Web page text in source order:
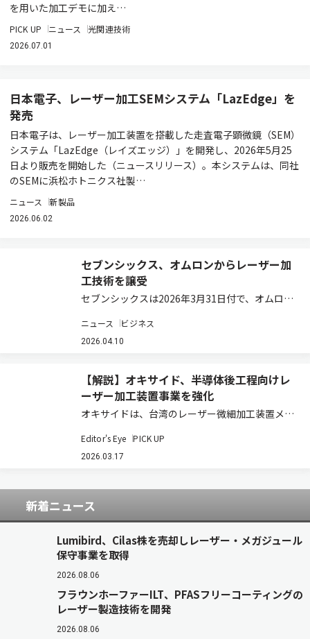
を用いた加工デモに加え…
PICK UP ニュース 光関連技術
2026.07.01
日本電子、レーザー加工SEMシステム「LazEdge」を
発売
日本電子は、レーザー加工装置を搭載した走査電子顕微鏡（SEM）
システム「LazEdge（レイズエッジ）」を開発し、2026年5月25
日より販売を開始した（ニュースリリース）。本システムは、同社
のSEMに浜松ホトニクス社製…
ニュース 新製品
2026.06.02
セブンシックス、オムロンからレーザー加
工技術を譲受
セブンシックスは2026年3月31日付で、オムロン
たと発表した（ニュースリリース）。 今回の譲受
には特許11件を含む知的財産に加え、設計・製造
ニュース ビジネス
2026.04.10
【解説】オキサイド、半導体後工程向けレ
ーザー加工装置事業を強化
オキサイドは、台湾のレーザー微細加工装置メー
し、半導体後工程向けレーザー加工装置事業の強
化に乗り出す。これまで同社は深紫外レーザーな
Editor's Eye PICK UP
2026.03.17
新着ニュース
Lumibird、Cilas株を売却しレーザー・メガジュール
保守事業を取得
2026.08.06
フラウンホーファーILT、PFASフリーコーティングの
レーザー製造技術を開発
2026.08.06